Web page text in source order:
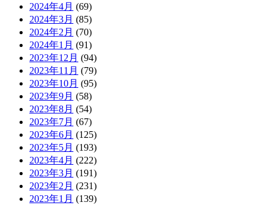
2024年4月 (69)
2024年3月 (85)
2024年2月 (70)
2024年1月 (91)
2023年12月 (94)
2023年11月 (79)
2023年10月 (95)
2023年9月 (58)
2023年8月 (54)
2023年7月 (67)
2023年6月 (125)
2023年5月 (193)
2023年4月 (222)
2023年3月 (191)
2023年2月 (231)
2023年1月 (139)